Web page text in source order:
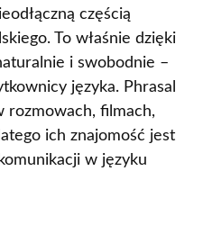
częścią
To właśnie dzięki
i swobodnie –
języka. Phrasal
rozmowach, filmach,
ich znajomość jest
w języku